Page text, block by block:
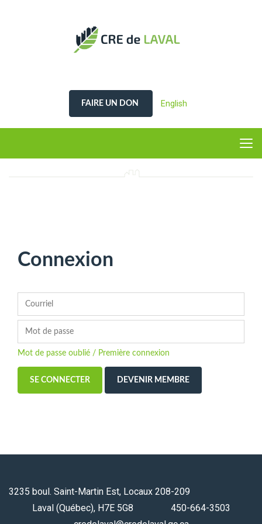
FAIRE UN DON English
Connexion
Mot de passe oublié / Première connexion
DEVENIR MEMBRE
3235 boul. Saint-Martin Est, Locaux 208-209
Laval (Québec), H7E 5G8 450-664-3503